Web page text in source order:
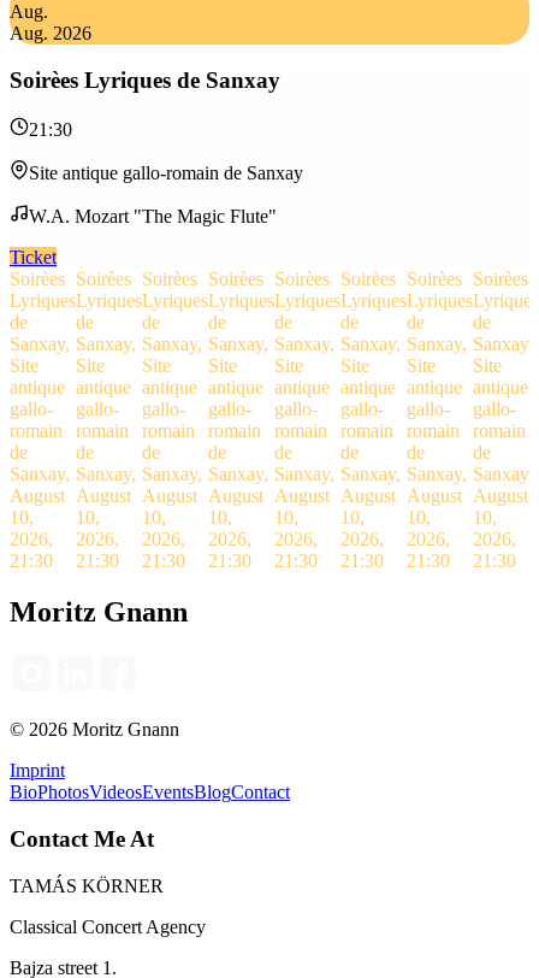
Aug.
Aug. 2026
Soirèes Lyriques de Sanxay
21:30
Site antique gallo-romain de Sanxay
W.A. Mozart "The Magic Flute"
Ticket
Soirèes
Lyriques
de
Sanxay,
Site
antique
gallo-
romain
de
Sanxay,
August
10,
2026,
21:30
Soirèes
Lyriques
de
Sanxay,
Site
antique
gallo-
romain
de
Sanxay,
August
10,
2026,
21:30
Soirèes
Lyriques
de
Sanxay,
Site
antique
gallo-
romain
de
Sanxay,
August
10,
2026,
21:30
Soirèes
Lyriques
de
Sanxay,
Site
antique
gallo-
romain
de
Sanxay,
August
10,
2026,
21:30
Soirèes
Lyriques
de
Sanxay,
Site
antique
gallo-
romain
de
Sanxay,
August
10,
2026,
21:30
Soirèes
Lyriques
de
Sanxay,
Site
antique
gallo-
romain
de
Sanxay,
August
10,
2026,
21:30
Soirèes
Lyriques
de
Sanxay,
Site
antique
gallo-
romain
de
Sanxay,
August
10,
2026,
21:30
Soirèes
Lyriques
de
Sanxay,
Site
antique
gallo-
romain
de
Sanxay,
August
10,
2026,
21:30
Moritz Gnann
© 2026 Moritz Gnann
Imprint
BioPhotosVideosEventsBlogContact
Contact Me At
TAMÁS KÖRNER
Classical Concert Agency
Bajza street 1.